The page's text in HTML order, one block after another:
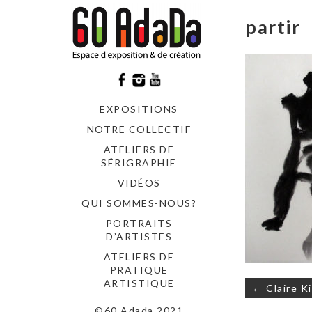
EXPOSITIONS
NOTRE COLLECTIF
ATELIERS DE
SÉRIGRAPHIE
VIDÉOS
QUI SOMMES-NOUS?
PORTRAITS
D’ARTISTES
ATELIERS DE
PRATIQUE
ARTISTIQUE
partir
de
← Claire